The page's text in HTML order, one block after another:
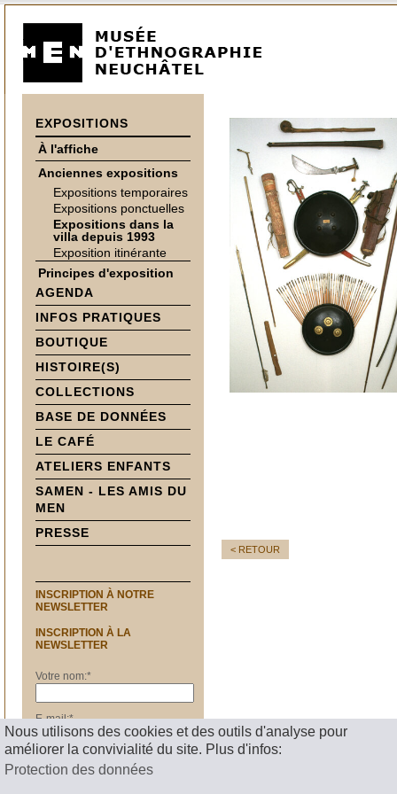
Nous utilisons des cookies et des outils d'analyse pour
améliorer la convivialité du site. Plus d'infos:
Protection des données
EXPOSITIONS
À l'affiche
Anciennes expositions
Expositions temporaires
Expositions ponctuelles
Expositions dans la
villa depuis 1993
Exposition itinérante
Principes d'exposition
AGENDA
INFOS PRATIQUES
BOUTIQUE
HISTOIRE(S)
COLLECTIONS
BASE DE DONNÉES
LE CAFÉ
ATELIERS ENFANTS
SAMEN - LES AMIS DU
MEN
PRESSE
INSCRIPTION À NOTRE
NEWSLETTER
INSCRIPTION À LA
NEWSLETTER
Votre nom:*
E-mail:*
S'inscrire
< RETOUR